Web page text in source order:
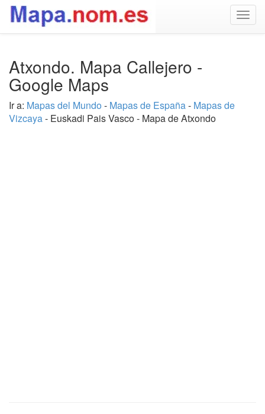
Atxondo. Mapa Callejero -
Google Maps
Ir a: Mapas del Mundo - Mapas de España- Mapas de
Vizcaya- Euskadi Pais Vasco - Mapa de Atxondo